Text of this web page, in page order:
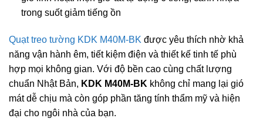
trong suốt giảm tiếng ồn
Quạt treo tường KDK M40M-BK được yêu thích nhờ khả
năng vận hành êm, tiết kiệm điện và thiết kế tinh tế phù
hợp mọi không gian. Với độ bền cao cùng chất lượng
chuẩn Nhật Bản, KDK M40M-BK không chỉ mang lại gió
mát dễ chịu mà còn góp phần tăng tính thẩm mỹ và hiện
đại cho ngôi nhà của bạn.